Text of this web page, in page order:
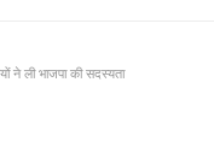
ने ली भाजपा की सदस्यता